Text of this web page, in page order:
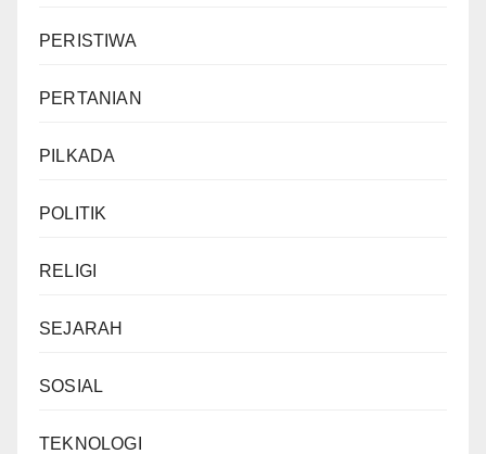
PERISTIWA
PERTANIAN
PILKADA
POLITIK
RELIGI
SEJARAH
SOSIAL
TEKNOLOGI